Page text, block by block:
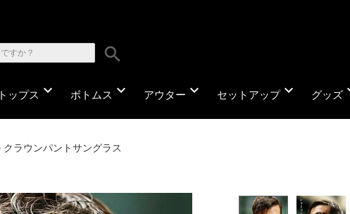
search
トップス expand_more ボトムス expand_more アウター expand_more セットアップexpand_more グッズ
クラウンパントサングラス